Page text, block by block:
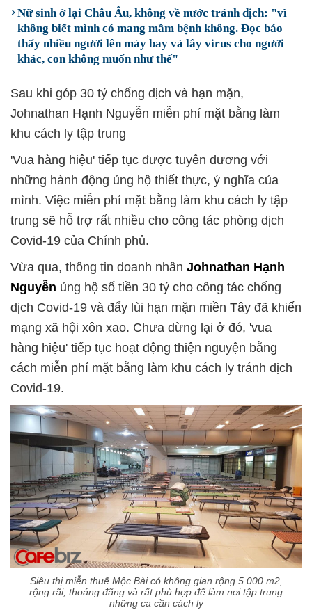
Nữ sinh ở lại Châu Âu, không về nước tránh dịch: "vì
không biết mình có mang mầm bệnh không. Đọc báo
thấy nhiều người lên máy bay và lây virus cho người
khác, con không muốn như thế"
Sau khi góp 30 tỷ chống dịch và hạn mặn,
Johnathan Hạnh Nguyễn miễn phí mặt bằng làm
khu cách ly tập trung
'Vua hàng hiệu' tiếp tục được tuyên dương với
những hành động ủng hộ thiết thực, ý nghĩa của
mình. Việc miễn phí mặt bằng làm khu cách ly tập
trung sẽ hỗ trợ rất nhiều cho công tác phòng dịch
Covid-19 của Chính phủ.
Vừa qua, thông tin doanh nhân Johnathan Hạnh
Nguyễn ủng hộ số tiền 30 tỷ cho công tác chống
dịch Covid-19 và đẩy lùi hạn mặn miền Tây đã khiến
mạng xã hội xôn xao. Chưa dừng lại ở đó, 'vua
hàng hiệu' tiếp tục hoạt động thiện nguyện bằng
cách miễn phí mặt bằng làm khu cách ly tránh dịch
Covid-19.
Siêu thị miễn thuế Mộc Bài có không gian rộng 5.000 m2,
rộng rãi, thoáng đãng và rất phù hợp để làm nơi tập trung
những ca cần cách ly